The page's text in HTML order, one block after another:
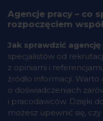
Agencje pracy – co
rozpoczęciem
Jak sprawdzić agencję
specjalistów od
z opiniami i
źródło informacji. Warto
o doświadczeniach
i pracodawców. Dzięki
możesz upewnić się,